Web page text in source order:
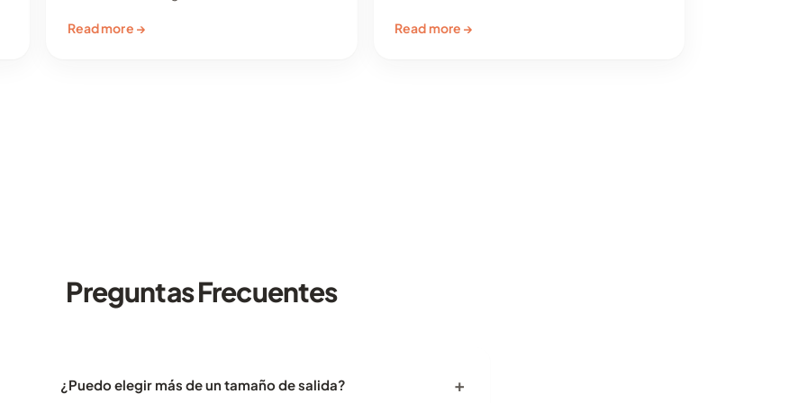
Read more → Read more →
Preguntas Frecuentes
¿Puedo elegir más de un tamaño de salida?